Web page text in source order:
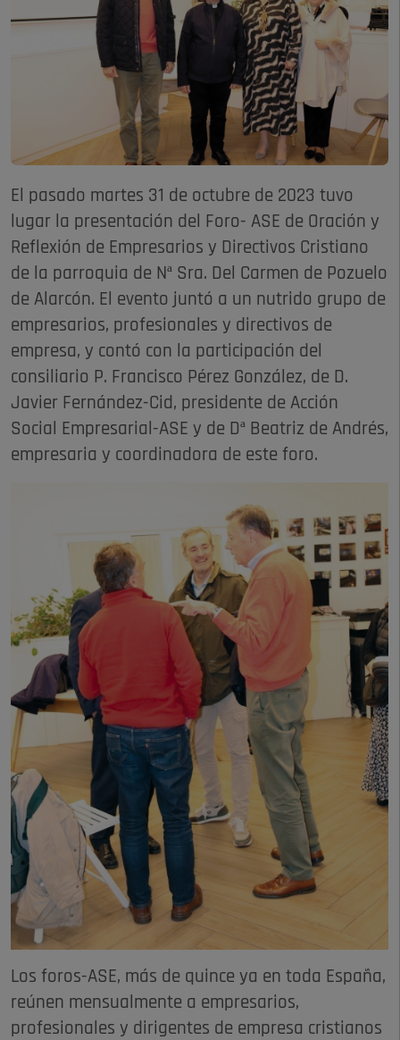
El pasado martes 31 de octubre de 2023 tuvo
lugar la presentación del Foro- ASE de Oración y
Reflexión de Empresarios y Directivos Cristiano
de la parroquia de Nª Sra. Del Carmen de Pozuelo
de Alarcón. El evento juntó a un nutrido grupo de
empresarios, profesionales y directivos de
empresa, y contó con la participación del
consiliario P. Francisco Pérez González, de D.
Javier Fernández-Cid, presidente de Acción
Social Empresarial-ASE y de Dª Beatriz de Andrés,
empresaria y coordinadora de este foro.
Los foros-ASE, más de quince ya en toda España,
reúnen mensualmente a empresarios,
profesionales y dirigentes de empresa cristianos